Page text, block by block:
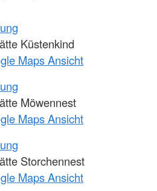
Küstenkind
Maps Ansicht
Möwennest
Maps Ansicht
Storchennest
Maps Ansicht